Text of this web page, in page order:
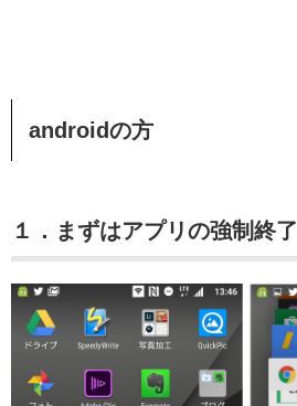
androidの方
１．まずはアプリの強制終了